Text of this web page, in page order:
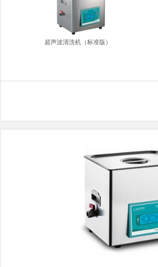
超声波清洗机（标准版）